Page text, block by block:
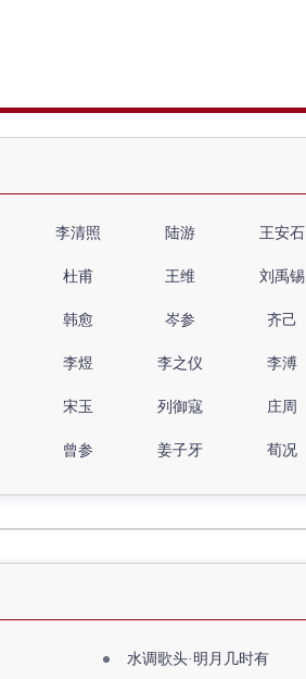
李清照 陆游 王安石
杜甫 王维 刘禹锡
韩愈 岑参 齐己
李煜 李之仪 李溥
宋玉 列御寇 庄周
曾参 姜子牙 荀况
水调歌头·明月几时有